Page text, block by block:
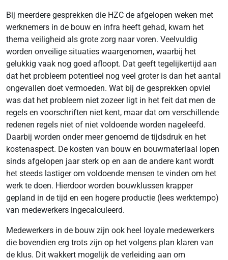
Bij meerdere gesprekken die HZC de afgelopen weken met
werknemers in de bouw en infra heeft gehad, kwam het
thema veiligheid als grote zorg naar voren. Veelvuldig
worden onveilige situaties waargenomen, waarbij het
gelukkig vaak nog goed afloopt. Dat geeft tegelijkertijd aan
dat het probleem potentieel nog veel groter is dan het aantal
ongevallen doet vermoeden. Wat bij de gesprekken opviel
was dat het probleem niet zozeer ligt in het feit dat men de
regels en voorschriften niet kent, maar dat om verschillende
redenen regels niet of niet voldoende worden nageleefd.
Daarbij worden onder meer genoemd de tijdsdruk en het
kostenaspect. De kosten van bouw en bouwmateriaal lopen
sinds afgelopen jaar sterk op en aan de andere kant wordt
het steeds lastiger om voldoende mensen te vinden om het
werk te doen. Hierdoor worden bouwklussen krapper
gepland in de tijd en een hogere productie (lees werktempo)
van medewerkers ingecalculeerd.
Medewerkers in de bouw zijn ook heel loyale medewerkers
die bovendien erg trots zijn op het volgens plan klaren van
de klus. Dit wakkert mogelijk de verleiding aan om